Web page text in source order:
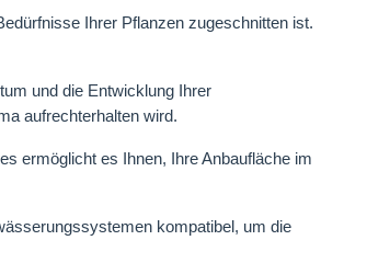
Ihrer Pflanzen zugeschnitten ist.
und die Entwicklung Ihrer
aufrechterhalten wird.
ermöglicht es Ihnen, Ihre Anbaufläche im
kompatibel, um die